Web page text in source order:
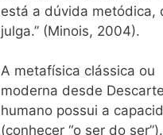
está a dúvida metódica,
julga.” (Minois, 2004).
A metafísica clássica ou
moderna desde
humano possui a
(conhecer “o ser do